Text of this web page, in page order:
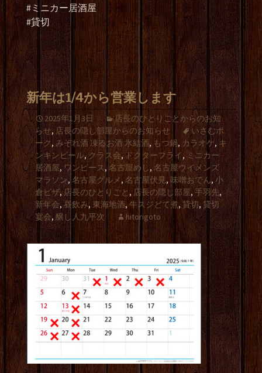
#ミニカー居酒屋
#貸切
新年は1/4から営業します
2025年1月3日
店長のひとりごとからのお知
らせ, 店長の隠し部屋からのお知らせ
いさむポ
ーク, みぞれ酒 凍るお酒 氷結酒, もつ鍋, カラオケ, キ
ンキンビール,クラス会, ドクターフライ, ミニカー
居酒屋, ワンピース, 名古屋めし, 名古屋ウイメンズ
マラソン,名古屋グルメ , 名古屋伏見,味噌おでん,小
倉ピザ, 店長のひとりごと , 店長の隠し部屋, 手羽先,
新年会,昼飲み, 東海地酒,牛スジどて煮, 貸切,貸切
宴会,醸し人九平次 hitorigoto